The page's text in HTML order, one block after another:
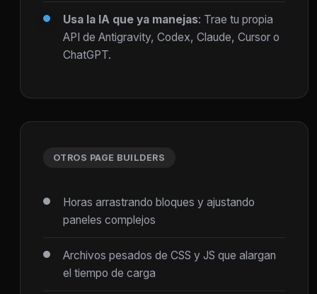
Usa la IA que ya manejas: Trae tu propia
API de Antigravity, Codex, Claude, Cursor o
ChatGPT.
OTROS PAGE BUILDERS
Horas arrastrando bloques y ajustando
paneles complejos
Archivos pesados de CSS y JS que alargan
el tiempo de carga